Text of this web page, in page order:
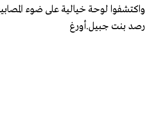
واكتشفوا لوحة خيالية على ضوء
رصد بنت جبيل.أورغ